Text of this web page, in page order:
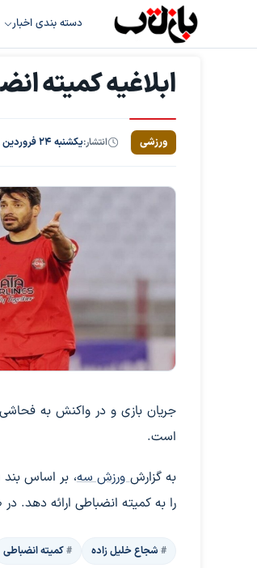
دسته بندی اخبار
ابلاغیه کمیته
ورزشی انتشار:یکشنبه ۲۴ فروردین ۱۴۰۴، ساعت ۱۱:۴۰
جریان بازی و در واکنش به فحاشی
است.
به گزارشورزش سه
را به کمیته انضباطی ارائه دهد.
شجاع خلیل زاده کمیته انضباطی